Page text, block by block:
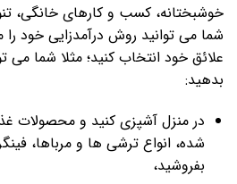
خوشبختانه، کسب و کارهای خانگی،
شما می توانید روش درآمدزایی خود را
علائق خود انتخاب کنید؛ مثلا شما می
بدهید:
در منزل آشپزی کنید و محصولات
شده، انواع ترشی ها و مرباها،
بفروشید،